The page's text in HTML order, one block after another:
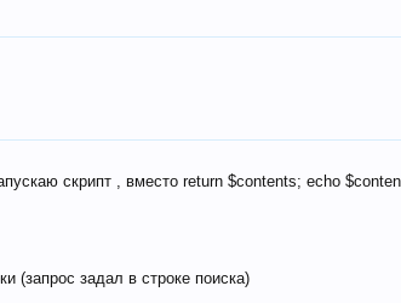
скрипт , вместо return $contents; echo
(запрос задал в строке поиска)